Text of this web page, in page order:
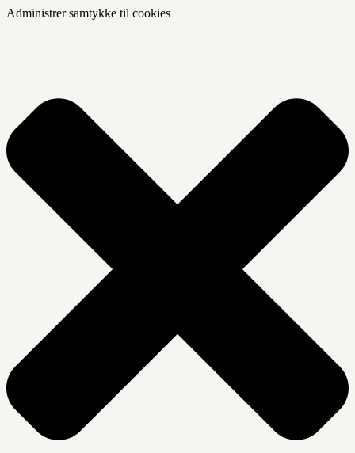
Administrer samtykke til cookies